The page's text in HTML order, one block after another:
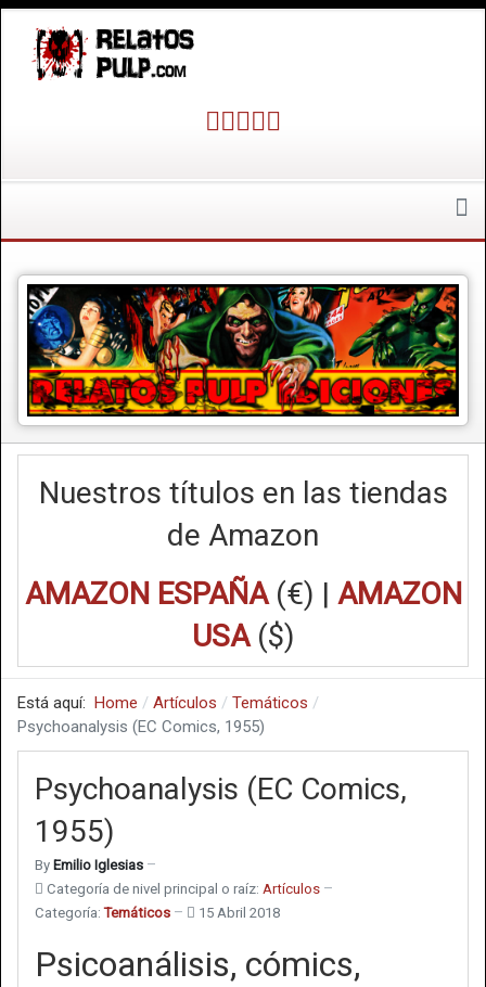
Nuestros títulos en las tiendas
de Amazon
AMAZON ESPAÑA(€) | AMAZON
USA($)
Está aquí: Home Artículos
Temáticos
Psychoanalysis (EC Comics, 1955)
Psychoanalysis (EC Comics,
1955)
By Emilio Iglesias
Categoría de nivel principal o raíz: Artículos
Categoría:Temáticos 15 Abril 2018
Psicoanálisis, cómics,